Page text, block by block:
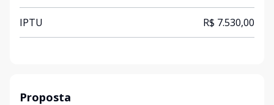
IPTU R$ 7.530,00
Proposta